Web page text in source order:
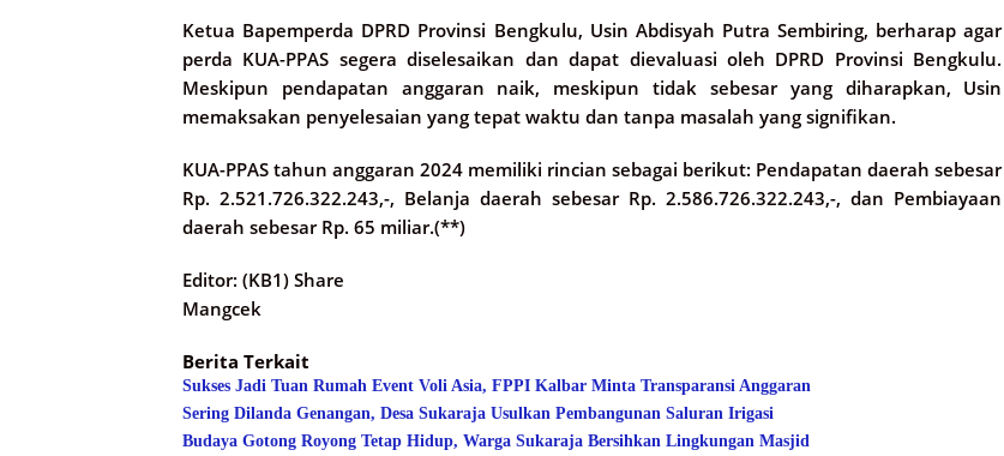
Ketua Bapemperda DPRD Provinsi Bengkulu, Usin Abdisyah Putra Sembiring, berharap agar
perda KUA-PPAS segera diselesaikan dan dapat dievaluasi oleh DPRD Provinsi Bengkulu.
Meskipun pendapatan anggaran naik, meskipun tidak sebesar yang diharapkan, Usin
memaksakan penyelesaian yang tepat waktu dan tanpa masalah yang signifikan.
KUA-PPAS tahun anggaran 2024 memiliki rincian sebagai berikut: Pendapatan daerah sebesar
Rp. 2.521.726.322.243,-, Belanja daerah sebesar Rp. 2.586.726.322.243,-, dan Pembiayaan
daerah sebesar Rp. 65 miliar.(**)
Editor: (KB1) Share
Mangcek
Berita Terkait
Sukses Jadi Tuan Rumah Event Voli Asia, FPPI Kalbar Minta Transparansi Anggaran
Sering Dilanda Genangan, Desa Sukaraja Usulkan Pembangunan Saluran Irigasi
Budaya Gotong Royong Tetap Hidup, Warga Sukaraja Bersihkan Lingkungan Masjid